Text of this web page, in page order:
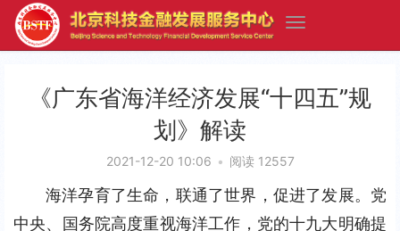
《广东省海洋经济发展“十四五”规
划》解读
2021-12-20 10:06 • 阅读 12557
海洋孕育了生命，联通了世界，促进了发展。党
中央、国务院高度重视海洋工作，党的十九大明确提